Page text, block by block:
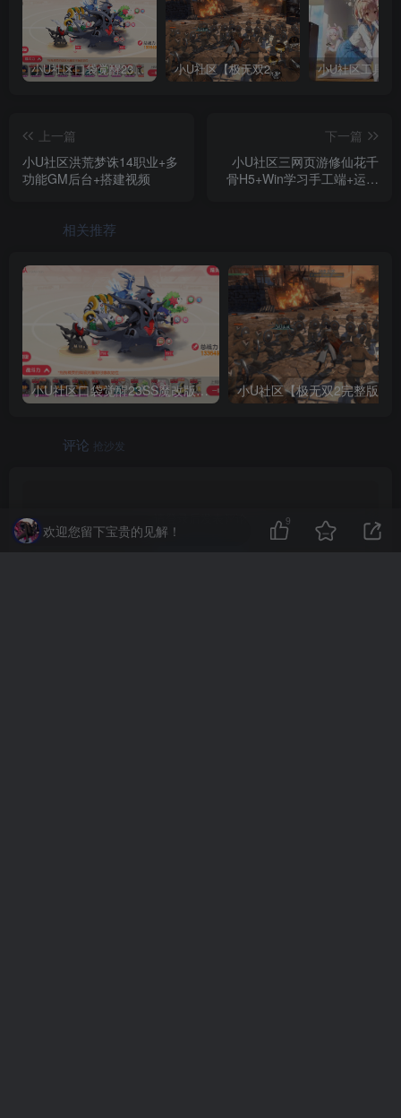
小U社区口袋觉醒23SS魔改版服务端横版卡牌手游+Linux手工服务端+GM授权后台+搭建视频 小U社区【极无双2完整版】3D动作ARPG手游+Linux学习手工端+GM授权后台+视频教程
上一篇
小U社区洪荒梦诛14职业+多
功能GM后台+搭建视频
下一篇
小U社区三网页游修仙花千
骨H5+Win学习手工端+运营
相关推荐
小U社区口袋觉醒23SS魔改版服务端横版卡牌手游+Linux手工服务端+GM授权后台+搭建视频
评论 抢沙发
欢迎您留下宝贵的见解！
9